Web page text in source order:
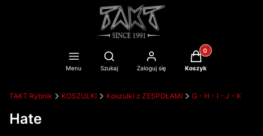
Menu
Otwórz wyszukiwarkę
Szukaj Zaloguj się
Produkty w
Koszyk
TAKT Rybnik KOSZULKI Koszulki z ZESPOŁAMI G - H - I - J - K
Hate